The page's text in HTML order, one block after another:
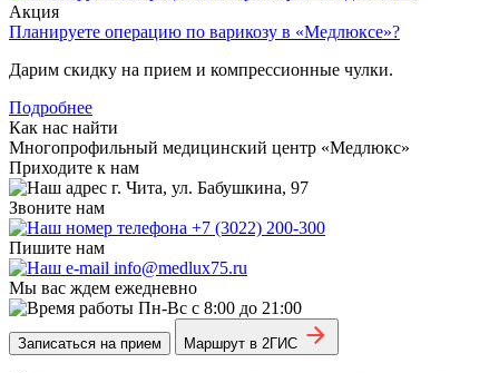
Акция
Планируете операцию по варикозу в «Медлюксе»?
Дарим скидку на прием и компрессионные чулки.
Подробнее
Как нас найти
Многопрофильный медицинский центр «Медлюкс»
Приходите к нам
г. Чита, ул. Бабушкина, 97
Звоните нам
+7 (3022) 200-300
Пишите нам
info@medlux75.ru
Мы вас ждем ежедневно
Пн-Вс с 8:00 до 21:00
Записаться на прием Маршрут в 2ГИС